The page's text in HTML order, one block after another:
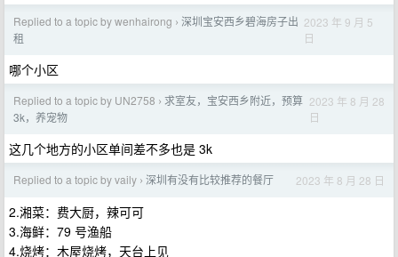
Replied to a topic by wenhairong › 深圳宝安西乡碧海房子出
租
2023 年 9 月 5
日
哪个小区
Replied to a topic by UN2758 › 求室友，宝安西乡附近，预算
3k，养宠物
2023 年 8 月 28
日
这几个地方的小区单间差不多也是 3k
Replied to a topic by vaily › 深圳有没有比较推荐的餐厅 2023 年 8 月 28 日
2.湘菜：费大厨，辣可可
3.海鲜：79 号渔船
4.烧烤：木屋烧烤，天台上见